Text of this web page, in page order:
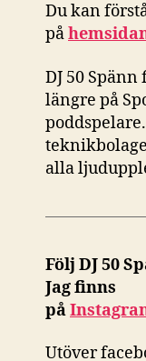
Du kan
på
DJ 50
längre på
alla
Följ DJ 50
Jag finns
på
Utöver